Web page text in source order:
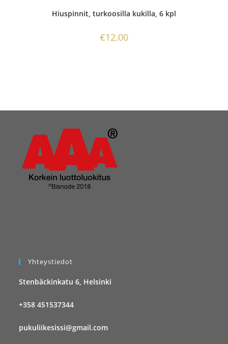
Hiuspinnit, turkoosilla kukilla, 6 kpl
€12.00
Yhteystiedot
Stenbäckinkatu 6, Helsinki
+358 451537344
pukuliikesissi@gmail.com